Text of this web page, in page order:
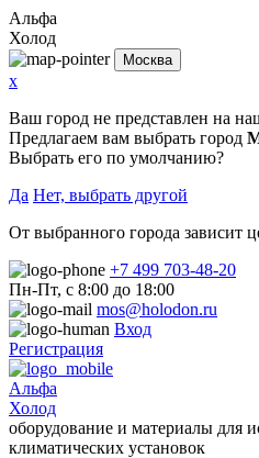
Альфа
Холод
Москва
x
Ваш город не представлен на
Предлагаем вам выбрать город
Выбрать его по умолчанию?
Да Нет, выбрать другой
От выбранного города зависит
+7 499 703-48-20
Пн-Пт, с 8:00 до 18:00
mos@holodon.ru
Вход
Регистрация
Альфа
Холод
оборудование и материалы для
климатических установок